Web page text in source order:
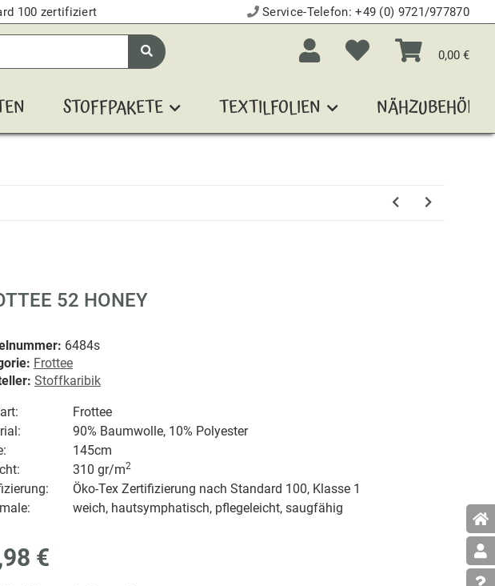
100 zertifiziert Service-Telefon:+49 (0) 9721/977870
0,00 €
STOFFPAKETE TEXTILFOLIEN NÄHZUBEHÖR
52 HONEY
6484s
Frottee
Stoffkaribik
Frottee
90% Baumwolle, 10% Polyester
145cm
310 gr/m2
Öko-Tex Zertifizierung nach Standard 100, Klasse 1
weich, hautsymphatisch, pflegeleicht, saugfähig
€